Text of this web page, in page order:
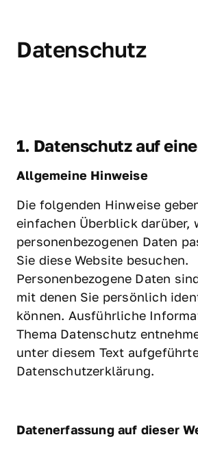
Datenschutz
1. Datenschutz auf
Allgemeine Hinweise
Die folgenden Hinweise
einfachen Überblick darüber,
personenbezogenen Daten
Sie diese Website besuchen.
Personenbezogene Daten
mit denen Sie persönlich
können. Ausführliche
Thema Datenschutz
unter diesem Text
Datenschutzerklärung.
Datenerfassung auf dieser